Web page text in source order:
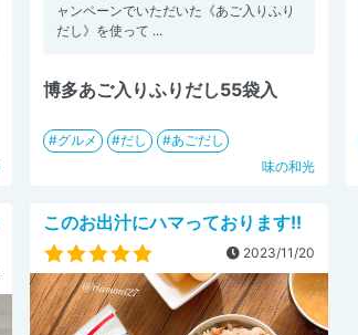
ャンペーンでいただいた⁡《あご入りふり
だし》を使って ⁡⁡...
博多あご入りふりだし55袋入
グルメ だし
あごだし
味の和光
このお出汁にハマっております!!
2023/11/20